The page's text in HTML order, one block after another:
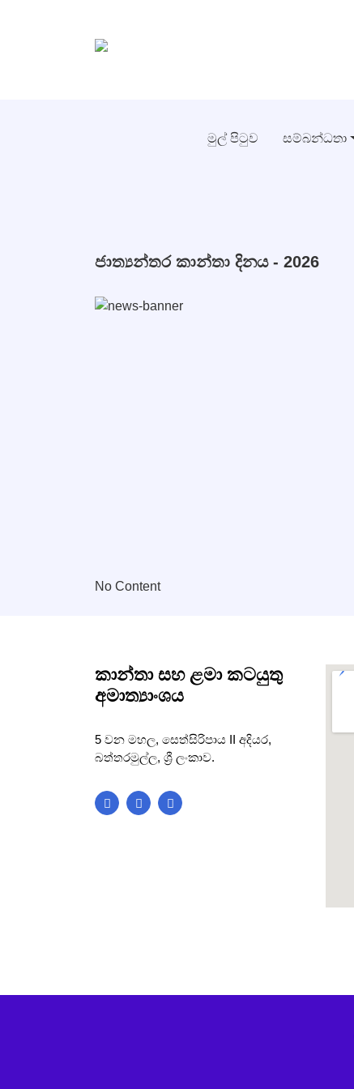
මුල් පිටුව සම්බන්ධතා
ජාත්‍යන්තර කාන්තා දිනය - 2026
No Content
කාන්තා සහ ළමා කටයුතු
අමාත්‍යාංශය
5 වන මහල, සෙත්සිරිපාය II අදියර,
බත්තරමුල්ල, ශ්‍රී ලංකාව.